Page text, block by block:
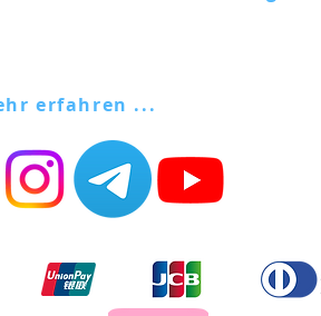
erfahren ...